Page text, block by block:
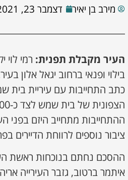
מירב בן יאיר דצמבר 23, 2021
העיר מקבלת תפנית: רמי לוי
בילוי ופנאי ברחוב יגאל אלון
כתב התחייבות עם עיריית בית
ההתחייבות מתחייב היזם בפני
ציבור נוספים לרווחת הדיירים
ההסכם נחתם בנוכחות ראשת
איתמר ברטוב, גזבר העירייה